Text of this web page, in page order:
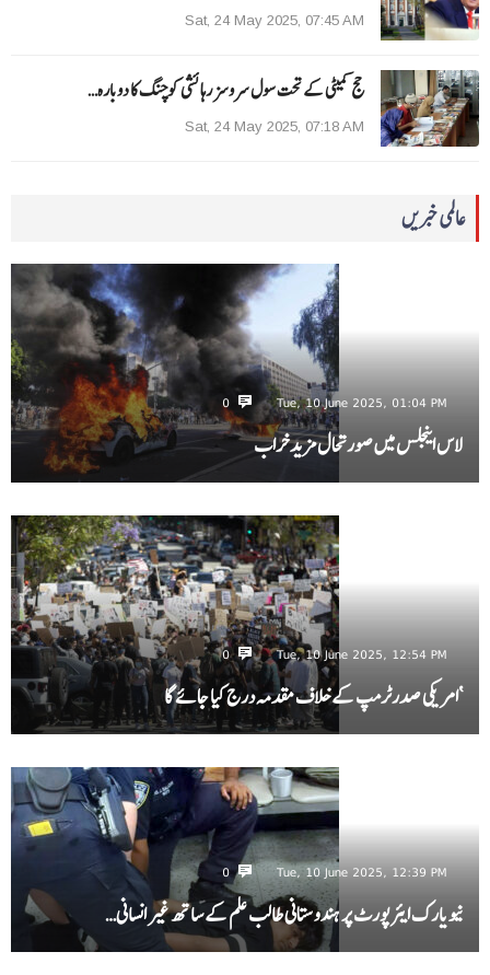
Sat, 24 May 2025, 07:45 AM
حج کمیٹی کے تحت سول سروسز رہائشی کوچنگ کا دوبارہ…
Sat, 24 May 2025, 07:18 AM
عالمی خبریں
Tue, 10 June 2025, 01:04 PM
0
لاس اینجلس میں صورتحال مزید خراب
Tue, 10 June 2025, 12:54 PM
0
‘امریکی صدرٹرمپ کے خلاف مقدمہ درج کیا جائے گا
Tue, 10 June 2025, 12:39 PM
0
نیویارک ایئرپورٹ پر ہندوستانی طالب علم کے ساتھ غیر انسانی…